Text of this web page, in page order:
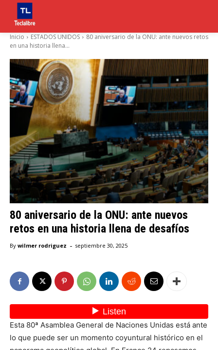
Inicio ESTADOS UNIDOS
80 aniversario de la ONU: ante nuevos retos
en una historia llena...
80 aniversario de la ONU: ante nuevos
retos en una historia llena de desafíos
By wilmer rodriguez - septiembre 30, 2025
Esta 80ª Asamblea General de Naciones Unidas está ante
lo que puede ser un momento coyuntural histórico en el